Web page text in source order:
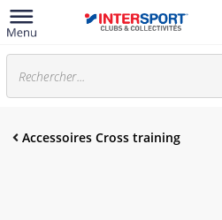
Accessoires Cross training